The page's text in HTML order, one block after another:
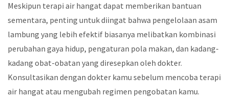
Meskipun terapi air hangat dapat memberikan bantuan
sementara, penting untuk diingat bahwa pengelolaan asam
lambung yang lebih efektif biasanya melibatkan kombinasi
perubahan gaya hidup, pengaturan pola makan, dan kadang-
kadang obat-obatan yang diresepkan oleh dokter.
Konsultasikan dengan dokter kamu sebelum mencoba terapi
air hangat atau mengubah regimen pengobatan kamu.